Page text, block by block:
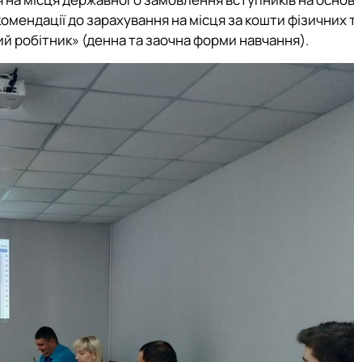
до зарахування на місця за кошти фізичних
робітник» (денна та заочна форми навчання).